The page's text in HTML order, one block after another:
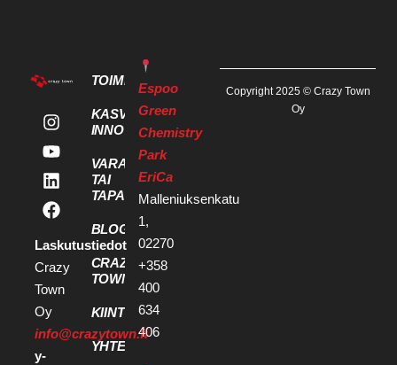
Laskutustiedot
Crazy
Town
Oy
info@crazytown.fi
y-
TOIMITILAT
KASVU- JA
INNOVAATIOPALVELUT
VARAA KOKOUS
TAI
TAPAHTUMATILA
BLOGI
CRAZY
TOWN
KIINTEISTÖKEHITTÄJILLE
YHTEYSTIEDOT
Espoo
Green
Chemistry
Park
EriCa
Malleniuksenkatu
1,
02270
+358
400
634
406
Copyright 2025 © Crazy Town
Oy